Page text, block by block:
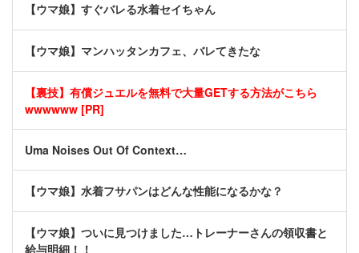
【ウマ娘】すぐバレる水着セイちゃん
【ウマ娘】マンハッタンカフェ、バレてきたな
【裏技】有償ジュエルを無料で大量GETする方法がこちら
wwwwww [PR]
Uma Noises Out Of Context…
【ウマ娘】水着フサパンはどんな性能になるかな？
【ウマ娘】ついに見つけました…トレーナーさんの領収書と
給与明細！！